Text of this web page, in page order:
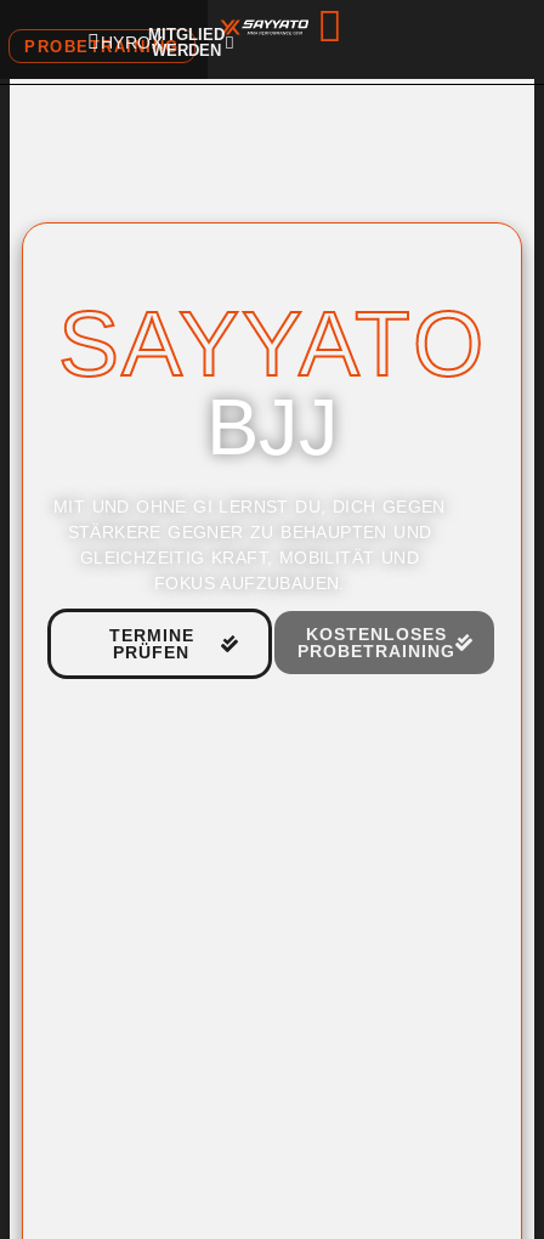
PROBETRAINING
HYROXMITGLIED
WERDEN
SAYYATO
BJJ
MIT UND OHNE GI LERNST DU, DICH GEGEN
STÄRKERE GEGNER ZU BEHAUPTEN UND
GLEICHZEITIG KRAFT, MOBILITÄT UND
FOKUS AUFZUBAUEN.
TERMINE
PRÜFEN
KOSTENLOSES
PROBETRAINING